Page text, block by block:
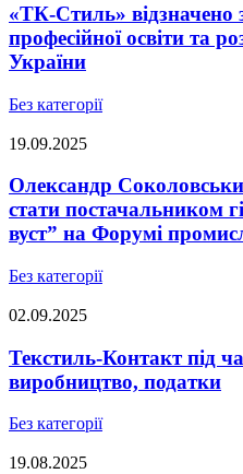
«ТК-Стиль» відзначено
професійної освіти та
України
Без категорії
19.09.2025
Олександр
стати постачальником
вуст” на Форумі
Без категорії
02.09.2025
Текстиль-Контакт під
виробництво, податки
Без категорії
19.08.2025